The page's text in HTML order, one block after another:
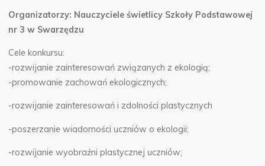
Organizatorzy: Nauczyciele świetlicy Szkoły Podstawowej
nr 3 w Swarzędzu
Cele konkursu:
-rozwijanie zainteresowań związanych z ekologią;
-promowanie zachowań ekologicznych;
-rozwijanie zainteresowań i zdolności plastycznych
-poszerzanie wiadomości uczniów o ekologii;
-rozwijanie wyobraźni plastycznej uczniów;